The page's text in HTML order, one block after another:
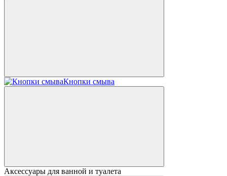
Кнопки смыва
Аксессуары для ванной и туалета